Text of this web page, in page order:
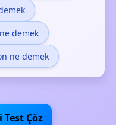
demek
ne demek
Çöz